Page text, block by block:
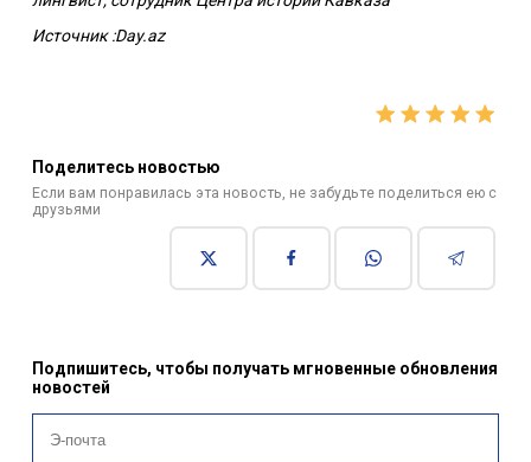
Источник :Day.az
Поделитесь новостью
Если вам понравилась эта новость, не забудьте поделиться ею с
друзьями
Подпишитесь, чтобы получать мгновенные обновления
новостей